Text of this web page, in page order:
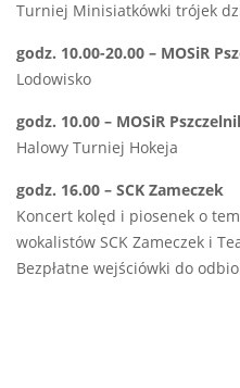
Turniej Minisiatkówki trójek
godz. 10.00-20.00 – MOSiR
Lodowisko
godz. 10.00 – MOSiR
Halowy Turniej Hokeja
godz. 16.00 – SCK Zameczek
Koncert kolęd i piosenek o
wokalistów SCK Zameczek i
Bezpłatne wejściówki do